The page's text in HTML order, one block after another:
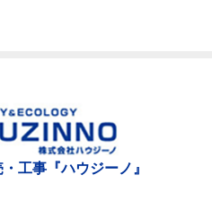
工事『ハウジーノ』